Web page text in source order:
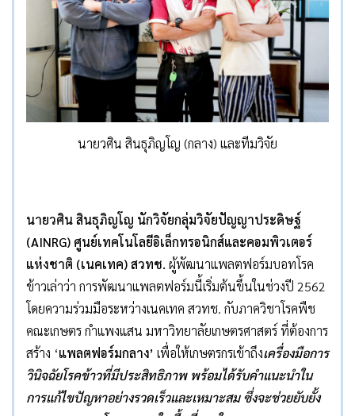
นายวศิน สินธุภิญโญ (กลาง) และทีมวิจัย
นายวศิน สินธุภิญโญ นักวิจัยกลุ่มวิจัยปัญญาประดิษฐ์
(AINRG) ศูนย์เทคโนโลยีอิเล็กทรอนิกส์และคอมพิวเตอร์
แห่งชาติ (เนคเทค) สวทช. ผู้พัฒนาแพลตฟอร์มบอทโรค
ข้าวเล่าว่า การพัฒนาแพลตฟอร์มนี้เริ่มต้นขึ้นในช่วงปี 2562
โดยความร่วมมือระหว่างเนคเทค สวทช. กับภาควิชาโรคพืช
คณะเกษตร กำแพงแสน มหาวิทยาลัยเกษตรศาสตร์ ที่ต้องการ
สร้าง ‘แพลตฟอร์มกลาง’ เพื่อให้เกษตรกรเข้าถึงเครื่องมือการ
วินิจฉัยโรคข้าวที่มีประสิทธิภาพ พร้อมได้รับคำแนะนำใน
การแก้ไขปัญหาอย่างรวดเร็วและเหมาะสม ซึ่งจะช่วยยับยั้ง